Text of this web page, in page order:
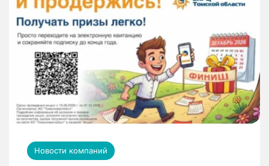
Новости компаний